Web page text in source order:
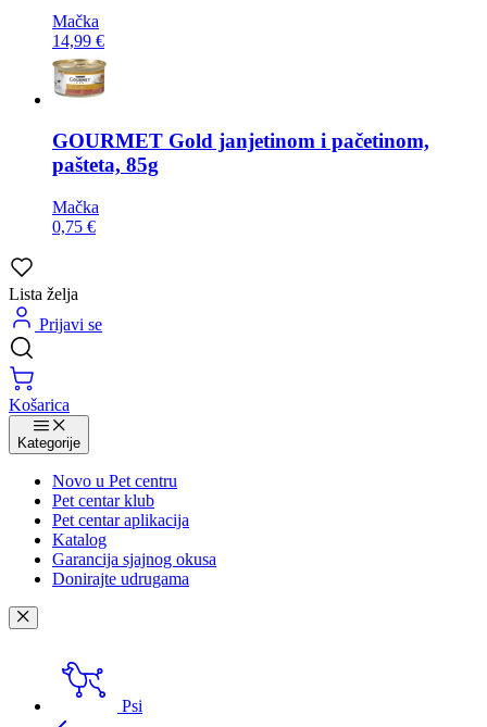
Mačka
14,99 €
GOURMET Gold janjetinom i pačetinom,
pašteta, 85g
Mačka
0,75 €
Lista želja
Prijavi se
Košarica
Kategorije
Novo u Pet centru
Pet centar klub
Pet centar aplikacija
Katalog
Garancija sjajnog okusa
Donirajte udrugama
Psi